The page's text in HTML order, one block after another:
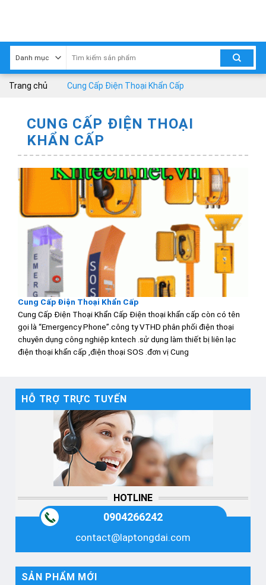
Trang chủ Cung Cấp Điện Thoại Khẩn Cấp
HỖ TRỢ TRỰC TUYẾN
HOTLINE
0904266242
contact@laptongdai.com
SẢN PHẨM MỚI
CUNG CẤP ĐIỆN THOẠI
KHẨN CẤP
Cung Cấp Điện Thoại Khẩn Cấp
Cung Cấp Điện Thoại Khẩn Cấp Điện thoại khẩn cấp còn có tên
gọi là “Emergency Phone”.công ty VTHD phân phối điện thoại
chuyên dụng công nghiệp kntech .sử dụng làm thiết bị liên lạc
điện thoại khẩn cấp ,điện thoại SOS .đơn vị Cung